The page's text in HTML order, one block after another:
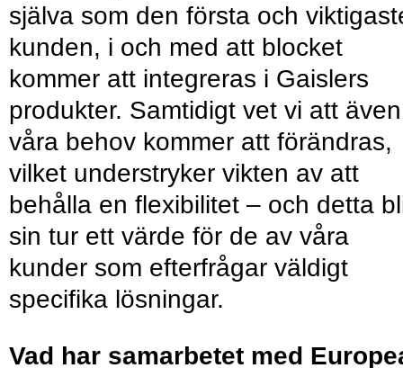
själva som den första och
kunden, i och med att blocket
kommer att integreras i Gaislers
produkter. Samtidigt vet vi att även
våra behov kommer att förändras,
vilket understryker vikten av att
behålla en flexibilitet – och detta
sin tur ett värde för de av våra
kunder som efterfrågar väldigt
specifika lösningar.
Vad har samarbetet med